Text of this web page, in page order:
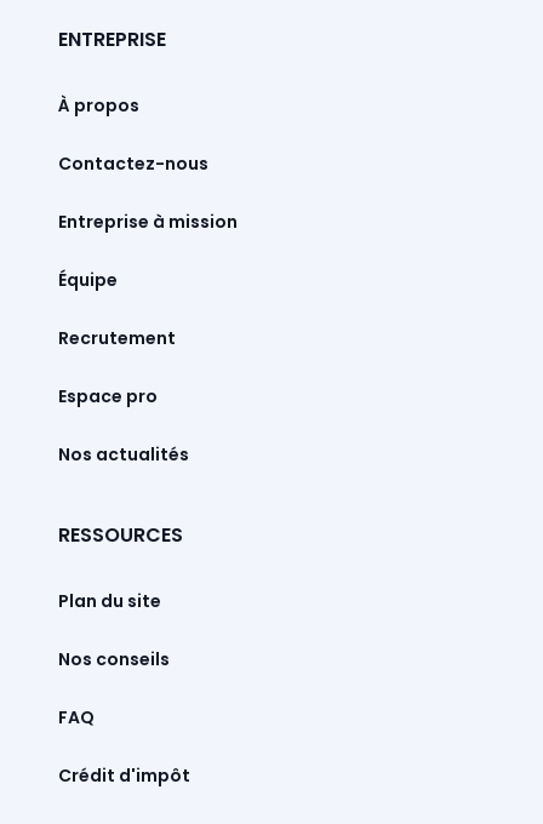
ENTREPRISE
À propos
Contactez-nous
Entreprise à mission
Équipe
Recrutement
Espace pro
Nos actualités
RESSOURCES
Plan du site
Nos conseils
FAQ
Crédit d'impôt